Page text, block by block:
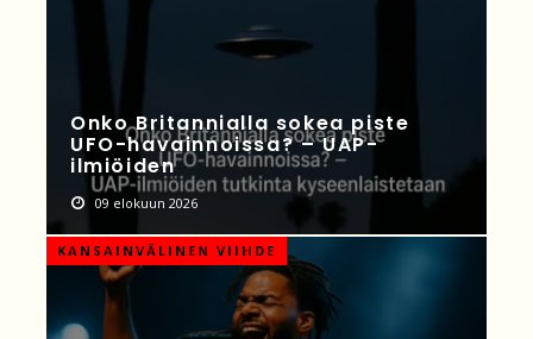
Onko Britannialla sokea piste
UFO-havainnoissa? – UAP-
ilmiöiden
09 elokuun 2026
KANSAINVÄLINEN VIIHDE